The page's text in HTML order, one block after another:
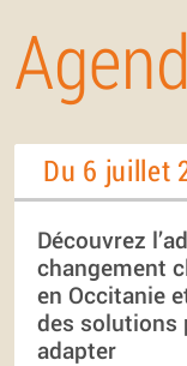
Du 6 juillet
Découvrez
changement
en Occitanie
des solutions
adapter